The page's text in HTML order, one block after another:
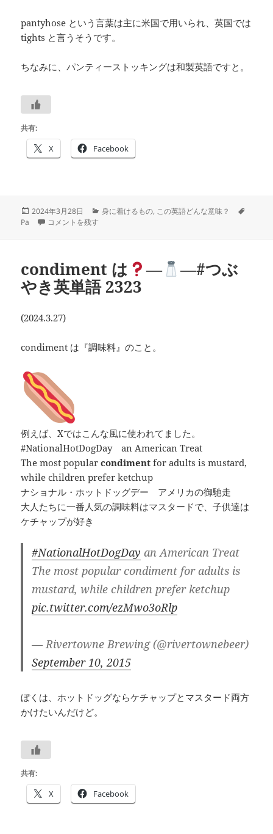
pantyhose という言葉は主に米国で用いられ、英国では
tights と言うそうです。
ちなみに、パンティーストッキングは和製英語ですと。
共有:
X Facebook
投
稿
2024年3月28日
カ
身に着けるもの, この英語どんな意味？
Pa pantyhose は？―
コメントを残す
condiment は ―
―#つぶ
やき英単語 2323
(2024.3.27)
condiment は『調味料』のこと。
例えば、Xではこんな風に使われてました。
#NationalHotDogDay an American Treat
The most popularcondimentfor adults is mustard,
while children prefer ketchup
ナショナル・ホットドッグデー アメリカの御馳走
大人たちに一番人気の調味料はマスタードで、子供達は
ケチャップが好き
#NationalHotDogDay an American Treat
The most popular condiment for adults is
mustard, while children prefer ketchup
pic.twitter.com/ezMwo3oRlp
— Rivertowne Brewing (@rivertownebeer)
September 10, 2015
ぼくは、ホットドッグならケチャップとマスタード両方
かけたいんだけど。
共有:
X Facebook